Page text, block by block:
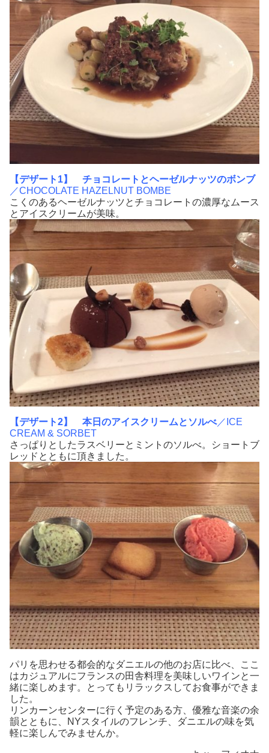
【デザート1】 チョコレートとヘーゼルナッツのボンブ
／CHOCOLATE HAZELNUT BOMBE
こくのあるヘーゼルナッツとチョコレートの濃厚なムース
とアイスクリームが美味。
【デザート2】 本日のアイスクリームとソルべ／ICE
CREAM & SORBET
さっぱりとしたラスベリーとミントのソルべ。ショートブ
レッドとともに頂きました。
パリを思わせる都会的なダニエルの他のお店に比べ、ここ
はカジュアルにフランスの田舎料理を美味しいワインと一
緒に楽しめます。とってもリラックスしてお食事ができま
した。
リンカーンセンターに行く予定のある方、優雅な音楽の余
韻とともに、NYスタイルのフレンチ、ダニエルの味を気
軽に楽しんでみませんか。